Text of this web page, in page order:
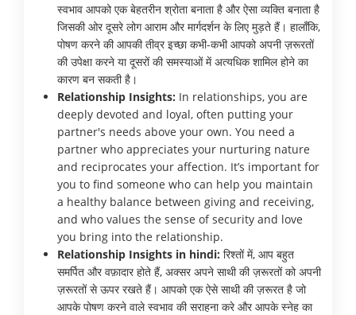
स्वभाव आपको एक बेहतरीन श्रोता बनाता है और ऐसा व्यक्ति बनाता है
जिसकी ओर दूसरे लोग आराम और मार्गदर्शन के लिए मुड़ते हैं। हालाँकि,
पोषण करने की आपकी तीव्र इच्छा कभी-कभी आपको अपनी ज़रूरतों
की उपेक्षा करने या दूसरों की समस्याओं में अत्यधिक शामिल होने का
कारण बन सकती है।
Relationship Insights: In relationships, you are
deeply devoted and loyal, often putting your
partner's needs above your own. You need a
partner who appreciates your nurturing nature
and reciprocates your affection. It’s important for
you to find someone who can help you maintain
a healthy balance between giving and receiving,
and who values the sense of security and love
you bring into the relationship.
Relationship Insights in hindi: रिश्तों में, आप बहुत
समर्पित और वफ़ादार होते हैं, अक्सर अपने साथी की ज़रूरतों को अपनी
ज़रूरतों से ऊपर रखते हैं। आपको एक ऐसे साथी की ज़रूरत है जो
आपके पोषण करने वाले स्वभाव की सराहना करे और आपके स्नेह का